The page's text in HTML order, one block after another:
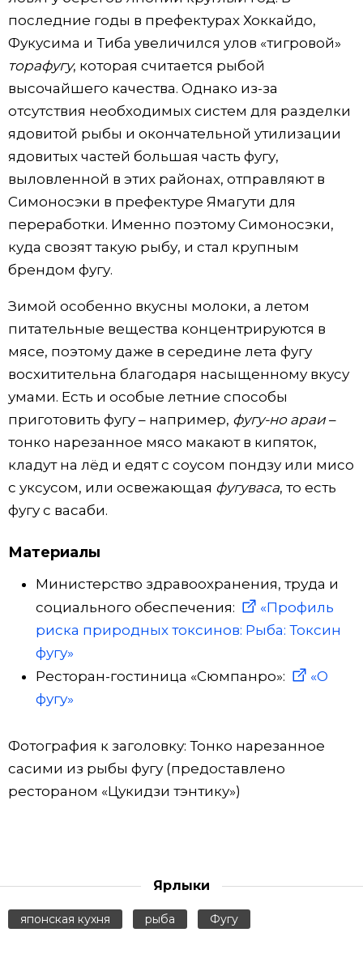
последние годы в префектурах Хоккайдо,
Фукусима и Тиба увеличился улов «тигровой»
торафугу, которая считается рыбой
высочайшего качества. Однако из-за
отсутствия необходимых систем для разделки
ядовитой рыбы и окончательной утилизации
ядовитых частей большая часть фугу,
выловленной в этих районах, отправляют в
Симоносэки в префектуре Ямагути для
переработки. Именно поэтому Симоносэки,
куда свозят такую рыбу, и стал крупным
брендом фугу.
Зимой особенно вкусны молоки, а летом
питательные вещества концентрируются в
мясе, поэтому даже в середине лета фугу
восхитительна благодаря насыщенному вкусу
умами. Есть и особые летние способы
приготовить фугу – например, фугу-но араи–
тонко нарезанное мясо макают в кипяток,
кладут на лёд и едят с соусом пондзу или мисо
с уксусом, или освежающая фугуваса, то есть
фугу с васаби.
Материалы
Министерство здравоохранения, труда и
социального обеспечения:
«Профиль
риска природных токсинов: Рыба: Токсин
фугу»
Ресторан-гостиница «Сюмпанро»:
«О
фугу»
Фотография к заголовку: Тонко нарезанное
сасими из рыбы фугу (предоставлено
рестораном «Цукидзи тэнтику»)
Ярлыки
японская кухня рыба Фугу